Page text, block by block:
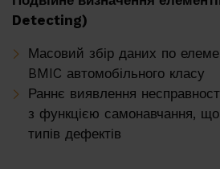
Detecting)
Масовий збір даних по
BMIC автомобільного класу
Раннє виявлення
з функцією самонавчання,
типів дефектів